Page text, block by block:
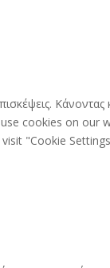
use cookies on
"Cookie